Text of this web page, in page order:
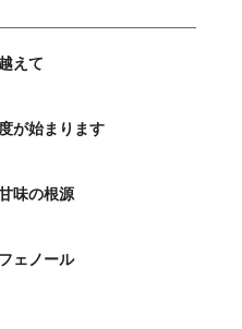
えて
が始まります
味の根源
ェノール